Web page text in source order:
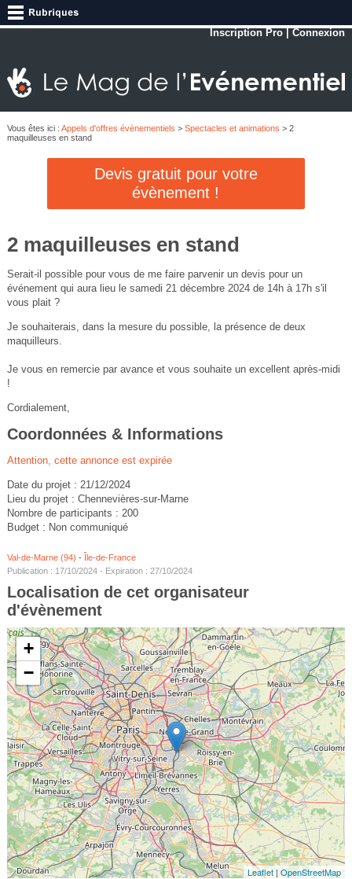
Inscription Pro |Connexion
Vous êtes ici : Appels d'offres évènementiels > Spectacles et animations > 2
maquilleuses en stand
Devis gratuit pour votre
évènement !
2 maquilleuses en stand
Serait-il possible pour vous de me faire parvenir un devis pour un
événement qui aura lieu le samedi 21 décembre 2024 de 14h à 17h s'il
vous plait ?
Je souhaiterais, dans la mesure du possible, la présence de deux
maquilleurs.
Je vous en remercie par avance et vous souhaite un excellent après-midi
!
Cordialement,
Coordonnées & Informations
Attention, cette annonce est expirée
Date du projet : 21/12/2024
Lieu du projet : Chennevières-sur-Marne
Nombre de participants : 200
Budget : Non communiqué
Val-de-Marne (94) - Île-de-France
Publication : 17/10/2024 - Expiration : 27/10/2024
Localisation de cet organisateur
d'évènement
+
−
Leaflet |OpenStreetMap